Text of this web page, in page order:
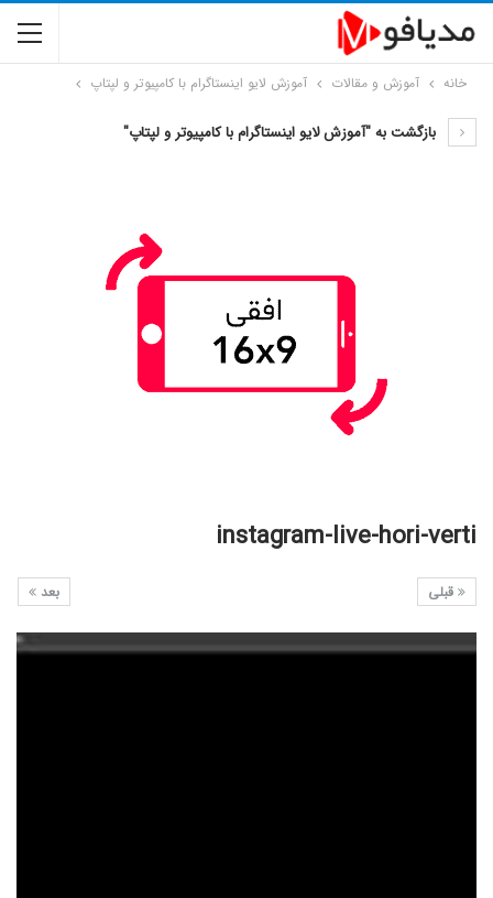
خانه آموزش و مقالات آموزش لایو اینستاگرام با کامپیوتر و لپتاپ
بازگشت به "آموزش لایو اینستاگرام با کامپیوتر و لپتاپ"
instagram-live-hori-verti
بعد قبلی